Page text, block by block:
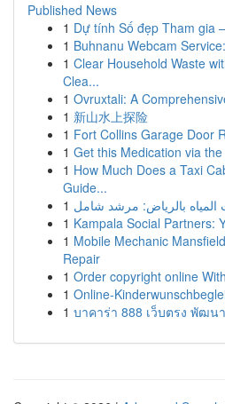
Published News
1 Dự tính Số đẹp Tham gia
1 Buhnanu Webcam
1 Clear Household Waste
Clea...
1 Ovruxtali: A
1 新山水上探险
1 Fort Collins Garage Door
1 Get this Medication via
1 How Much Does a Taxi
Guide...
1 المياه بالرياض: مرشد شامل
1 Kampala Social Partners:
1 Mobile Mechanic
Repair
1 Order copyright online
1 Online-
1 บาคาร่า 888 เว็บตรง พัฒน